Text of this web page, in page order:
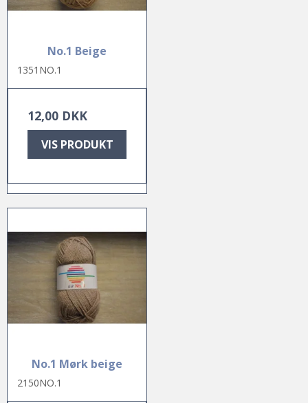
No.1 Beige
1351NO.1
12,00 DKK
VIS PRODUKT
No.1 Mørk beige
2150NO.1